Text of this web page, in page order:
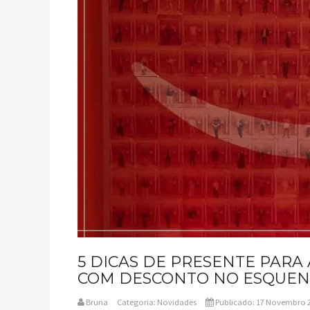
5 DICAS DE PRESENTE
COM DESCONTO NO
Bruna Categoria: Novidades Publicado: 17 Novembro